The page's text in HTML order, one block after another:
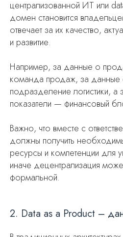
централизованной ИТ или
домен становится
отвечает за их качество,
и развитие.
Например, за данные о
команда продаж, за данные
подразделение логистики, а
показатели — финансовый
Важно, что вместе с
должны получить
ресурсы и компетенции для
иначе децентрализация
формальной.
2. Data as a Product –